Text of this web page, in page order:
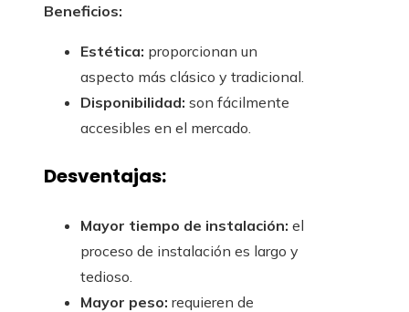
Beneficios:
Estética: proporcionan un
aspecto más clásico y tradicional.
Disponibilidad: son fácilmente
accesibles en el mercado.
Desventajas:
Mayor tiempo de instalación: el
proceso de instalación es largo y
tedioso.
Mayor peso: requieren de